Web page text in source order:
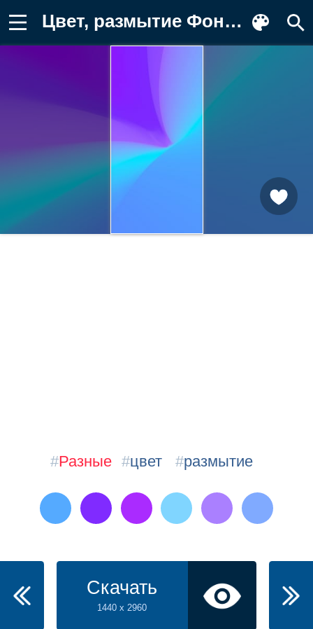
Цвет, размытие Фон для телефона
#Разные #цвет #размытие
Скачать
1440 x 2960